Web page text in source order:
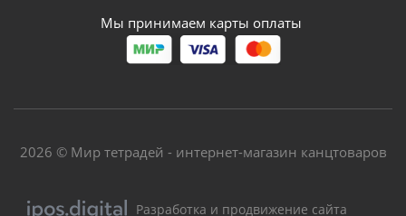
Мы принимаем карты оплаты
2026 © Мир тетрадей - интернет-магазин канцтоваров
Разработка и продвижение сайта